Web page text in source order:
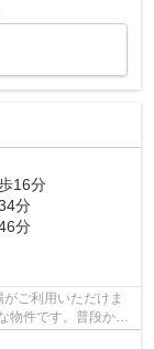
16分
分
分
ご利用いただけま
物件です。普段から